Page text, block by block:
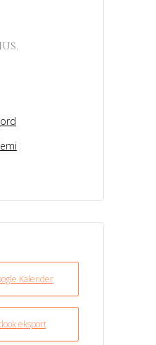
Kalender
eksport